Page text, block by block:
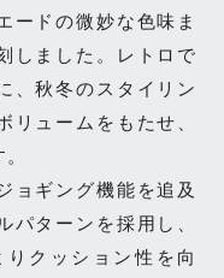
ードの微妙な色味ま
しました。レトロで
、秋冬のスタイリン
リュームをもたせ、
ョギング機能を追及
パターンを採用し、
クッション性を向